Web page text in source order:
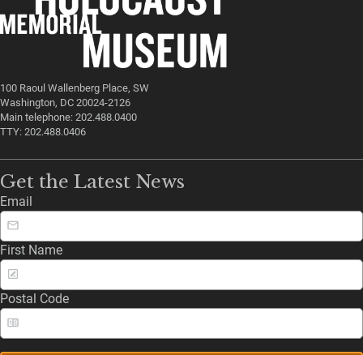
100 Raoul Wallenberg Place, SW
Washington, DC 20024-2126
Main telephone: 202.488.0400
TTY: 202.488.0406
Get the Latest News
Email
First Name
Postal Code